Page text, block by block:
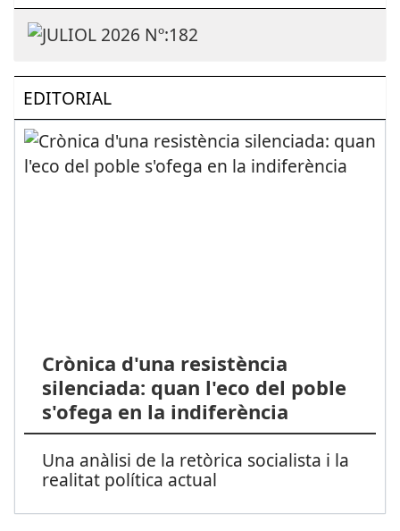
EDITORIAL
Crònica d'una resistència
silenciada: quan l'eco del poble
s'ofega en la indiferència
Una anàlisi de la retòrica socialista i la
realitat política actual